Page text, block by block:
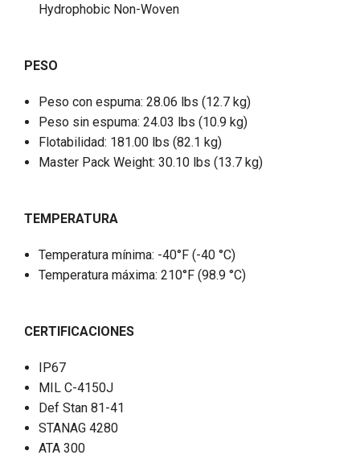
Hydrophobic Non-Woven
PESO
Peso con espuma: 28.06 lbs (12.7 kg)
Peso sin espuma: 24.03 lbs (10.9 kg)
Flotabilidad: 181.00 lbs (82.1 kg)
Master Pack Weight: 30.10 lbs (13.7 kg)
TEMPERATURA
Temperatura mínima: -40°F (-40 °C)
Temperatura máxima: 210°F (98.9 °C)
CERTIFICACIONES
IP67
MIL C-4150J
Def Stan 81-41
STANAG 4280
ATA 300